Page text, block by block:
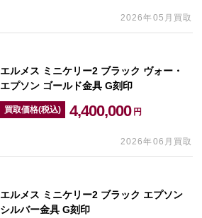
2026年05月買取
エルメス ミニケリー2 ブラック ヴォー・
エプソン ゴールド金具 G刻印
買取価格(税込) 4,400,000 円
2026年06月買取
エルメス ミニケリー2 ブラック エプソン
シルバー金具 G刻印